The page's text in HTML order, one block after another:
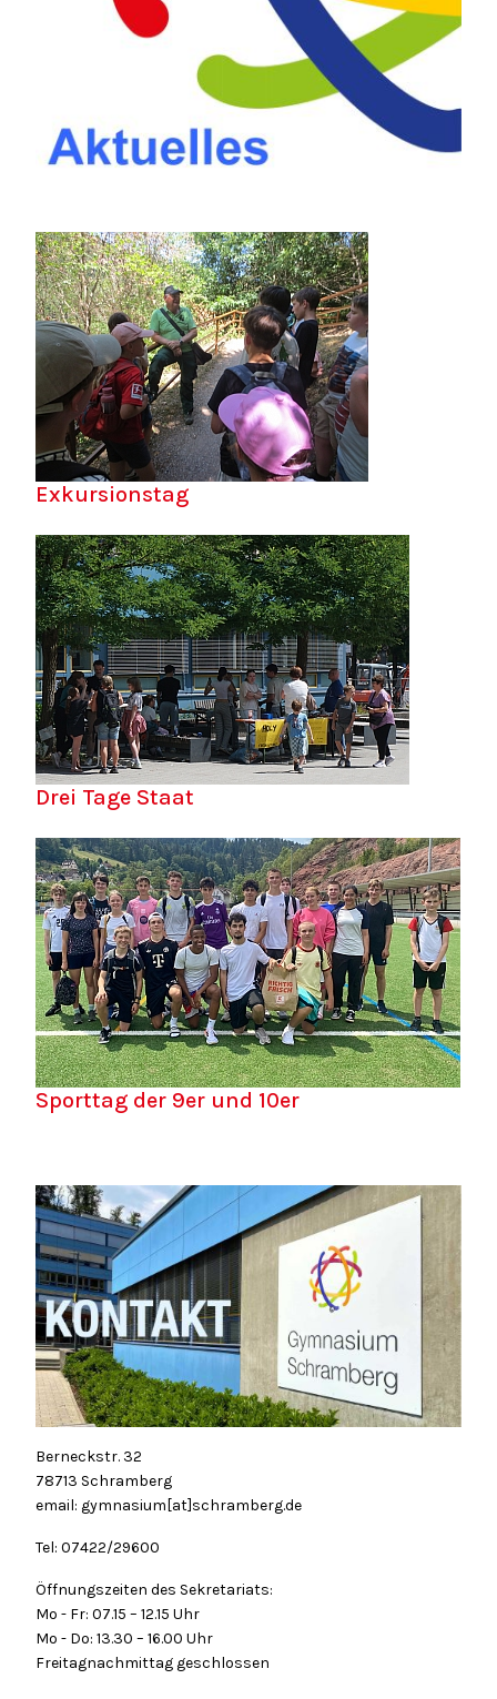
Exkursionstag
Drei Tage Staat
Sporttag der 9er und 10er
Berneckstr. 32
78713 Schramberg
email: gymnasium[at]schramberg.de
Tel: 07422/29600
Öffnungszeiten des Sekretariats:
Mo - Fr: 07.15 – 12.15 Uhr
Mo - Do: 13.30 – 16.00 Uhr
Freitagnachmittag geschlossen